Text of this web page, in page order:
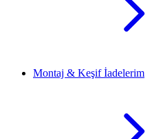
Montaj & Keşif İadelerim